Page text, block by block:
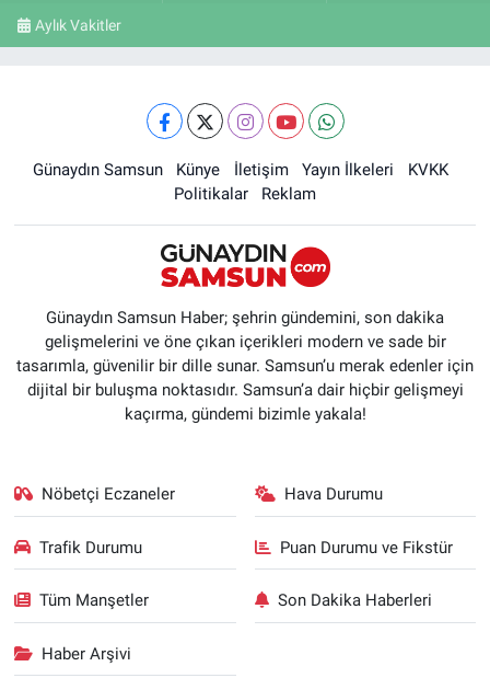
Aylık Vakitler
Günaydın Samsun Künye İletişim Yayın İlkeleri
KVKK
Politikalar
Reklam
Günaydın Samsun Haber; şehrin gündemini, son dakika
gelişmelerini ve öne çıkan içerikleri modern ve sade bir
tasarımla, güvenilir bir dille sunar. Samsun’u merak edenler için
dijital bir buluşma noktasıdır. Samsun’a dair hiçbir gelişmeyi
kaçırma, gündemi bizimle yakala!
Nöbetçi Eczaneler Hava Durumu
Trafik Durumu Puan Durumu ve Fikstür
Tüm Manşetler Son Dakika Haberleri
Haber Arşivi